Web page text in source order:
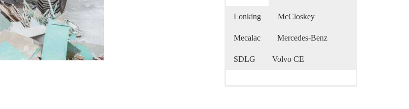
Lonking McCloskey
Mecalac Mercedes-Benz
SDLG Volvo CE